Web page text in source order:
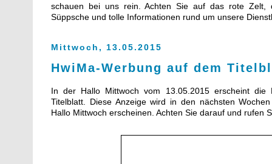
schauen bei uns rein. Achten Sie auf das rote Zelt,
Süppsche und tolle Informationen rund um unsere
Mittwoch, 13.05.2015
HwiMa-Werbung auf dem
In der Hallo Mittwoch vom 13.05.2015 erscheint die
Titelblatt. Diese Anzeige wird in den nächsten
Hallo Mittwoch erscheinen. Achten Sie darauf und rufen